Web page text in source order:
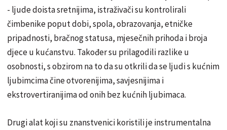
- ljude doista sretnijima, istraživači su kontrolirali
čimbenike poput dobi, spola, obrazovanja, etničke
pripadnosti, bračnog statusa, mjesečnih prihoda i broja
djece u kućanstvu. Također su prilagodili razlike u
osobnosti, s obzirom na to da su otkrili da se ljudi s kućnim
ljubimcima čine otvorenijima, savjesnijima i
ekstrovertiranijima od onih bez kućnih ljubimaca.
Drugi alat koji su znanstvenici koristili je instrumentalna